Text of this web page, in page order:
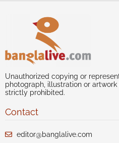
Unauthorized copying or
photograph, illustration or
strictly prohibited.
Contact
editor@banglalive.com